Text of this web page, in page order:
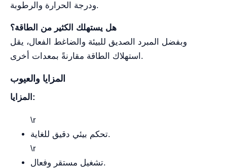
ودرجة الحرارة والرطوبة.
هل يستهلك الكثير من الطاقة؟
وبفضل المبرد الصديق للبيئة والضاغط الفعال، يقل
استهلاك الطاقة مقارنةً بمعدات أخرى.
المزايا والعيوب
المزايا:
\r
تحكم بيئي دقيق للغاية.
\r
تشغيل مستقر وفعال.